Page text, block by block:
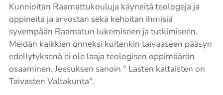
Kunnioitan Raamattukouluja käyneitä teologeja ja
oppineita ja arvostan sekä kehoitan ihmisiä
syvempään Raamatun lukemiseen ja tutkimiseen.
Meidän kaikkien onneksi kuitenkin taivaaseen pääsyn
edellytyksenä ei ole laaja teologisen oppimäärän
osaaminen. Jeesuksen sanoin " Lasten kaltaisten on
Taivasten Valtakunta".